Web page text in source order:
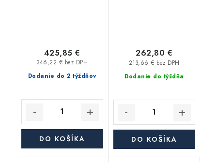
Dodanie do 2 týždňov
346,22 € bez DPH
425,85 €
DO KOŠÍKA
Dodanie do týždňa
213,66 € bez DPH
262,80 €
DO KOŠÍKA